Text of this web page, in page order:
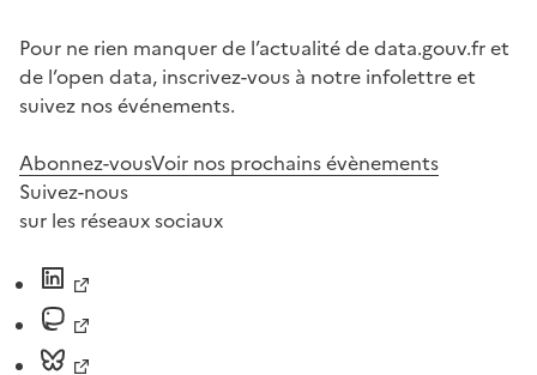
Pour ne rien manquer de l’actualité de data.gouv.fr et
de l’open data, inscrivez-vous à notre infolettre et
suivez nos événements.
Abonnez-vousVoir nos prochains évènements
Suivez-nous
sur les réseaux sociaux